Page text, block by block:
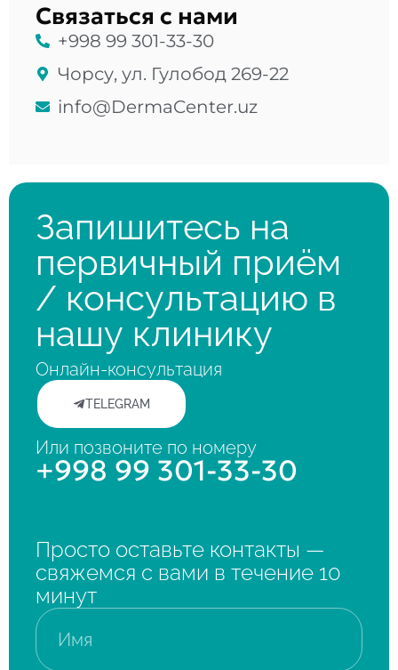
Связаться с нами
+998 99 301-33-30
Чорсу, ул. Гулобод 269-22
info@DermaCenter.uz
Запишитесь на
первичный приём
/ консультацию в
нашу клинику
Онлайн-консультация
TELEGRAM
Или позвоните по номеру
+998 99 301-33-30
Просто оставьте контакты —
свяжемся с вами в течение 10
минут